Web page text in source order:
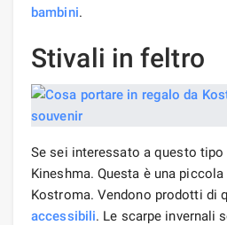
bambini.
Stivali in feltro
Se sei interessato a questo tipo
Kineshma. Questa è una
Kostroma. Vendono prodotti di
accessibili. Le scarpe invernali